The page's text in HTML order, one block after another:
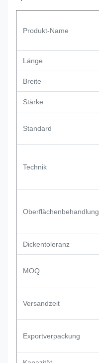
Produkt-Name
Länge
Breite
Stärke
Standard
Technik
Oberflächenbehandlung
Dickentoleranz
MOQ
Versandzeit
Exportverpackung